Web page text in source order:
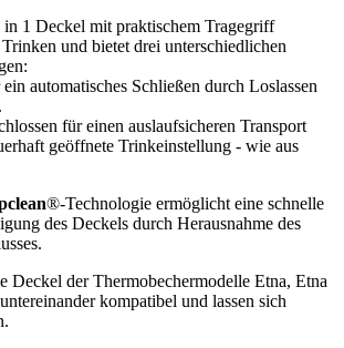
in 1 Deckel mit praktischem Tragegriff
und bietet drei unterschiedlichen
automatisches Schließen durch Loslassen
für einen auslaufsicheren Transport
geöffnete Trinkeinstellung - wie aus
®-Technologie ermöglicht eine schnelle
des Deckels durch Herausnahme des
Deckel der Thermobechermodelle Etna, Etna
kompatibel und lassen sich